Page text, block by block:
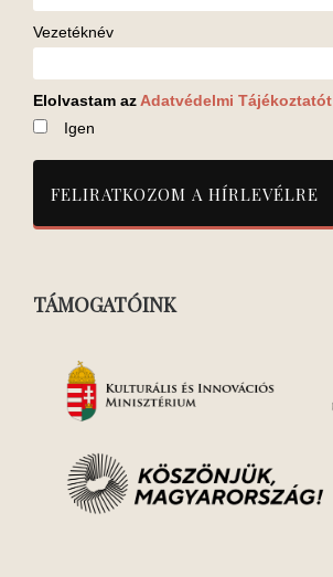
Vezetéknév
Elolvastam az Adatvédelmi Tájékoztatót
Igen
TÁMOGATÓINK